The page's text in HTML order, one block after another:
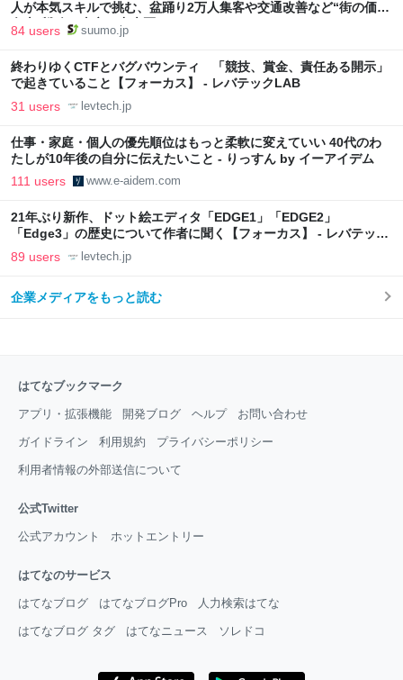
人が本気スキルで挑む、盆踊り2万人集客や交通改善など“街の価値
向上”戦略 東京・中央区
84 users suumo.jp
終わりゆくCTFとバグバウンティ 「競技、賞金、責任ある開示」
で起きていること【フォーカス】 - レバテックLAB
31 users levtech.jp
仕事・家庭・個人の優先順位はもっと柔軟に変えていい 40代のわ
たしが10年後の自分に伝えたいこと - りっすん by イーアイデム
111 users www.e-aidem.com
21年ぶり新作、ドット絵エディタ「EDGE1」「EDGE2」
「Edge3」の歴史について作者に聞く【フォーカス】 - レバテック
LAB
89 users levtech.jp
企業メディアをもっと読む
はてなブックマーク
アプリ・拡張機能 開発ブログ ヘルプ お問い合わせ
ガイドライン 利用規約 プライバシーポリシー
利用者情報の外部送信について
公式Twitter
公式アカウント ホットエントリー
はてなのサービス
はてなブログ はてなブログPro 人力検索はてな
はてなブログ タグ はてなニュース ソレドコ